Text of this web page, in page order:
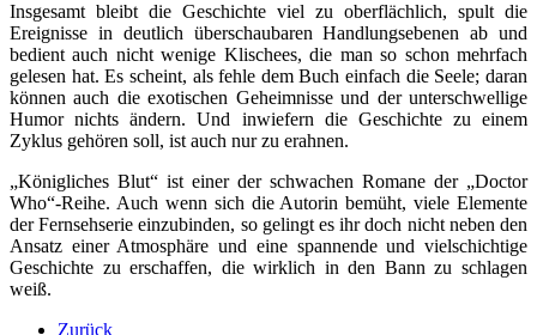
Insgesamt bleibt die Geschichte viel zu oberflächlich, spult die
Ereignisse in deutlich überschaubaren Handlungsebenen ab und
bedient auch nicht wenige Klischees, die man so schon mehrfach
gelesen hat. Es scheint, als fehle dem Buch einfach die Seele; daran
können auch die exotischen Geheimnisse und der unterschwellige
Humor nichts ändern. Und inwiefern die Geschichte zu einem
Zyklus gehören soll, ist auch nur zu erahnen.
„Königliches Blut“ ist einer der schwachen Romane der „Doctor
Who“-Reihe. Auch wenn sich die Autorin bemüht, viele Elemente
der Fernsehserie einzubinden, so gelingt es ihr doch nicht neben den
Ansatz einer Atmosphäre und eine spannende und vielschichtige
Geschichte zu erschaffen, die wirklich in den Bann zu schlagen
weiß.
Zurück